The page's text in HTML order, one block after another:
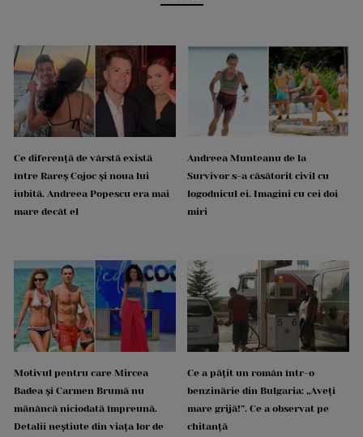
Ce diferență de vârstă există
între Rareș Cojoc și noua lui
iubită. Andreea Popescu era mai
mare decât el
Andreea Munteanu de la
Survivor s-a căsătorit civil cu
logodnicul ei. Imagini cu cei doi
miri
Motivul pentru care Mircea
Badea și Carmen Brumă nu
mănâncă niciodată împreună.
Detalii neștiute din viața lor de
Ce a pățit un român într-o
benzinărie din Bulgaria: „Aveți
mare grijă!”. Ce a observat pe
chitanță